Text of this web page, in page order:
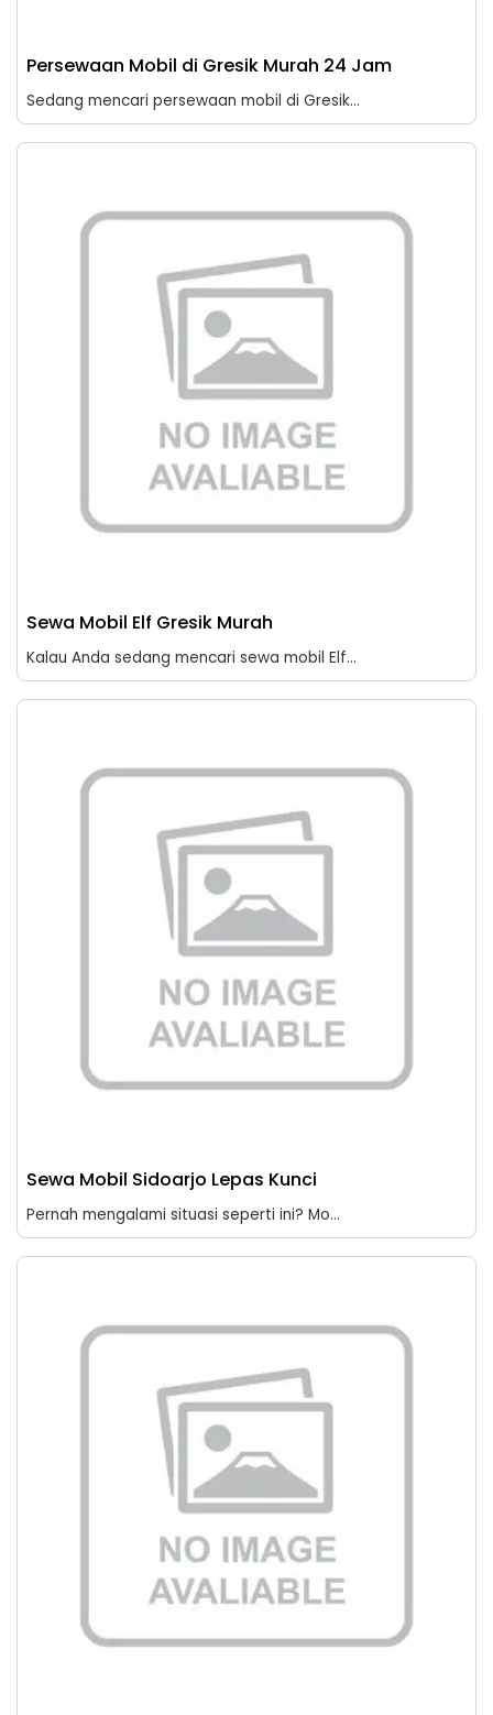
Persewaan Mobil di Gresik Murah 24 Jam
Sedang mencari persewaan mobil di Gresik...
Sewa Mobil Elf Gresik Murah
Kalau Anda sedang mencari sewa mobil Elf...
Sewa Mobil Sidoarjo Lepas Kunci
Pernah mengalami situasi seperti ini? Mo...